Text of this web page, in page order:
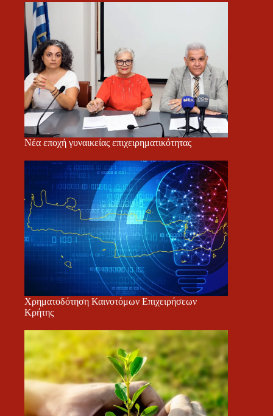
Νέα εποχή γυναικείας επιχειρηματικότητας
Χρηματοδότηση Καινοτόμων Επιχειρήσεων
Κρήτης